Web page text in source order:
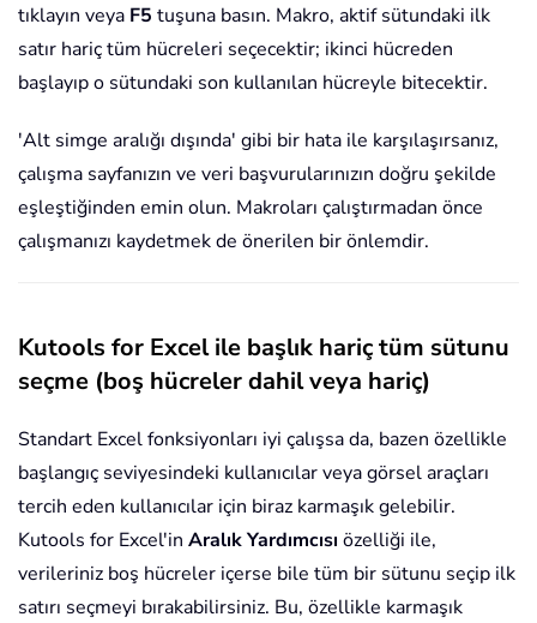
tıklayın veya F5 tuşuna basın. Makro, aktif sütundaki ilk
satır hariç tüm hücreleri seçecektir; ikinci hücreden
başlayıp o sütundaki son kullanılan hücreyle bitecektir.
'Alt simge aralığı dışında' gibi bir hata ile karşılaşırsanız,
çalışma sayfanızın ve veri başvurularınızın doğru şekilde
eşleştiğinden emin olun. Makroları çalıştırmadan önce
çalışmanızı kaydetmek de önerilen bir önlemdir.
Kutools for Excel ile başlık hariç tüm sütunu
seçme (boş hücreler dahil veya hariç)
Standart Excel fonksiyonları iyi çalışsa da, bazen özellikle
başlangıç seviyesindeki kullanıcılar veya görsel araçları
tercih eden kullanıcılar için biraz karmaşık gelebilir.
Kutools for Excel'in Aralık Yardımcısı özelliği ile,
verileriniz boş hücreler içerse bile tüm bir sütunu seçip ilk
satırı seçmeyi bırakabilirsiniz. Bu, özellikle karmaşık